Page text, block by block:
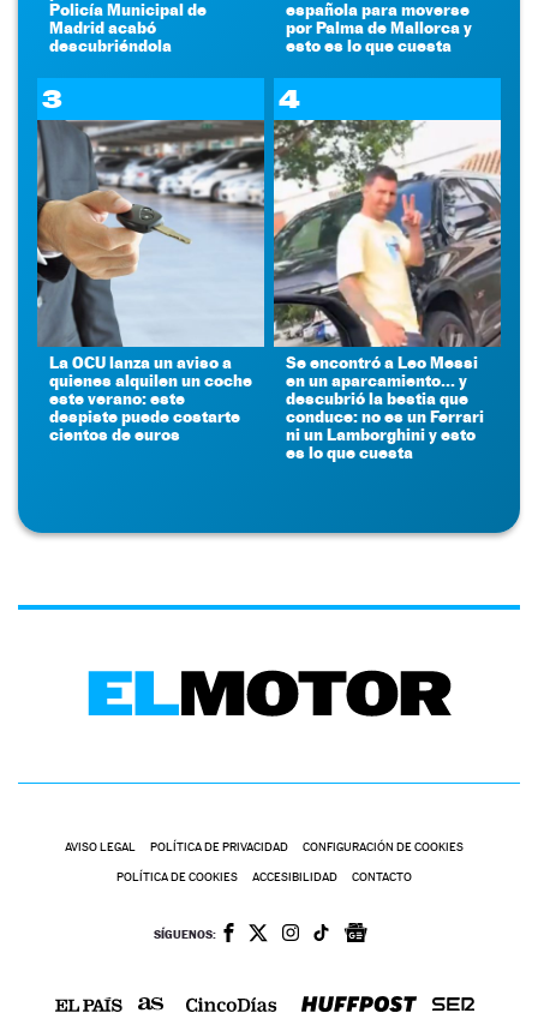
Policía Municipal de
Madrid acabó
descubriéndola
española para moverse
por Palma de Mallorca y
esto es lo que cuesta
3
La OCU lanza un aviso a
quienes alquilen un coche
este verano: este
despiste puede costarte
cientos de euros
4
Se encontró a Leo Messi
en un aparcamiento... y
descubrió la bestia que
conduce: no es un Ferrari
ni un Lamborghini y esto
es lo que cuesta
AVISO LEGAL POLÍTICA DE PRIVACIDAD CONFIGURACIÓN DE COOKIES
POLÍTICA DE COOKIES ACCESIBILIDAD CONTACTO
SÍGUENOS: